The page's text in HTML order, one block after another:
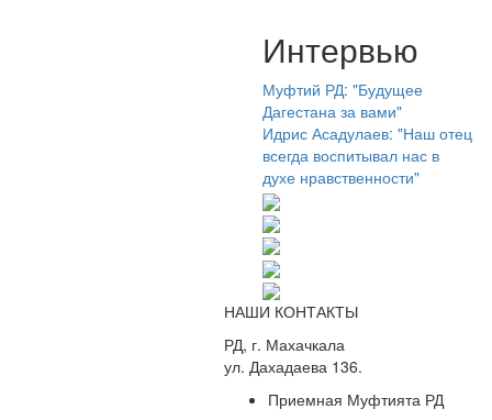
Интервью
Муфтий РД: "Будущее
Дагестана за вами"
Идрис Асадулаев: "Наш отец
всегда воспитывал нас в
духе нравственности"
НАШИ КОНТАКТЫ
РД, г. Махачкала
ул. Дахадаева 136.
Приемная Муфтията РД